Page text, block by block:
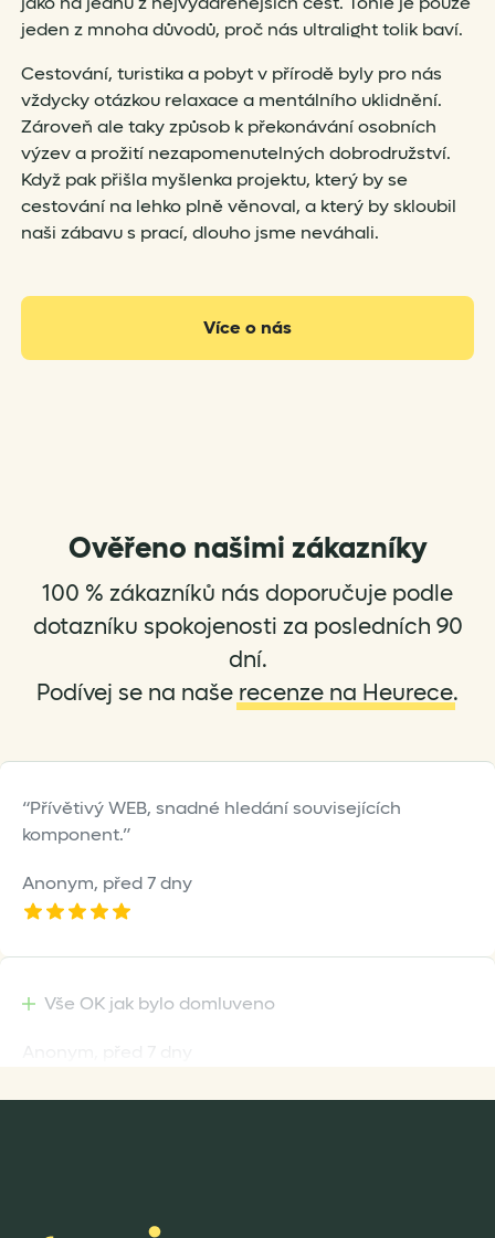
jeden z mnoha důvodů, proč nás ultralight tolik baví.
Cestování, turistika a pobyt v přírodě byly pro nás
vždycky otázkou relaxace a mentálního uklidnění.
Zároveň ale taky způsob k překonávání osobních
výzev a prožití nezapomenutelných dobrodružství.
Když pak přišla myšlenka projektu, který by se
cestování na lehko plně věnoval, a který by skloubil
naši zábavu s prací, dlouho jsme neváhali.
Více o nás
Ověřeno našimi zákazníky
100 % zákazníků nás doporučuje podle
dotazníku spokojenosti za posledních 90
dní.
Podívej se na naše recenze na Heurece.
Přívětivý WEB, snadné hledání souvisejících
komponent.
Anonym, před 7 dny
Vše OK jak bylo domluveno